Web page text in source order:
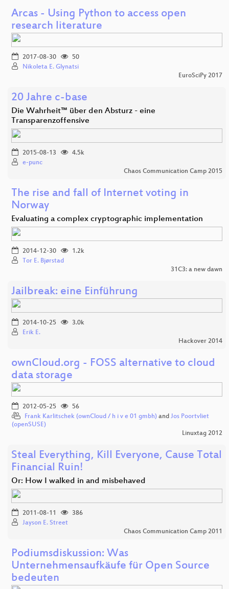
Arcas - Using Python to access open
research literature
2017-08-30
50
Nikoleta E. Glynatsi
EuroSciPy 2017
20 Jahre c-base
Die Wahrheit™ über den Absturz - eine
Transparenzoffensive
2015-08-13
4.5k
e-punc
Chaos Communication Camp 2015
The rise and fall of Internet voting in
Norway
Evaluating a complex cryptographic implementation
2014-12-30
1.2k
Tor E. Bjørstad
31C3: a new dawn
Jailbreak: eine Einführung
2014-10-25
3.0k
Erik E.
Hackover 2014
ownCloud.org - FOSS alternative to cloud
data storage
2012-05-25
56
Frank Karlitschek (ownCloud / h i v e 01 gmbh) and Jos Poortvliet
(openSUSE)
Linuxtag 2012
Steal Everything, Kill Everyone, Cause Total
Financial Ruin!
Or: How I walked in and misbehaved
2011-08-11
386
Jayson E. Street
Chaos Communication Camp 2011
Podiumsdiskussion: Was
Unternehmensaufkäufe für Open Source
bedeuten